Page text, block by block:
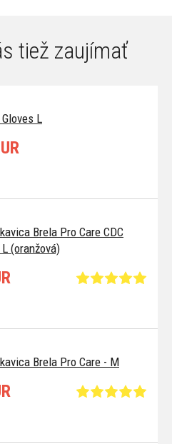
tiež zaujímať
L
Brela Pro Care CDC
(oranžová)
Brela Pro Care - M